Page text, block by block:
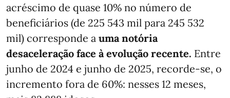
acréscimo de quase 10% no número de
beneficiários (de 225 543 mil para 245 532
mil) corresponde a uma notória
desaceleração face à evolução recente. Entre
junho de 2024 e junho de 2025, recorde-se, o
incremento fora de 60%: nesses 12 meses,